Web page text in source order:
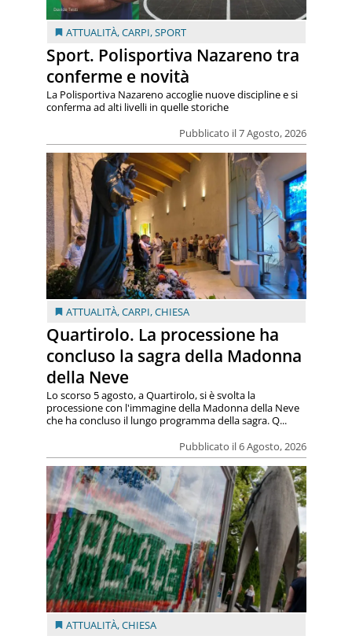
ATTUALITÀ,CARPI,SPORT
Sport. Polisportiva Nazareno tra
conferme e novità
Pubblicato il 7 Agosto, 2026
La Polisportiva Nazareno accoglie nuove discipline e si
conferma ad alti livelli in quelle storiche
ATTUALITÀ,CARPI,CHIESA
Quartirolo. La processione ha
concluso la sagra della Madonna
della Neve
Pubblicato il 6 Agosto, 2026
Lo scorso 5 agosto, a Quartirolo, si è svolta la
processione con l'immagine della Madonna della Neve
che ha concluso il lungo programma della sagra. Q...
ATTUALITÀ,CHIESA